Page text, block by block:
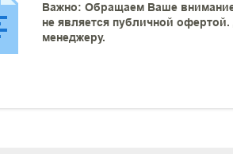
Важно: Обращаем Ваше внимание
не является публичной
менеджеру.